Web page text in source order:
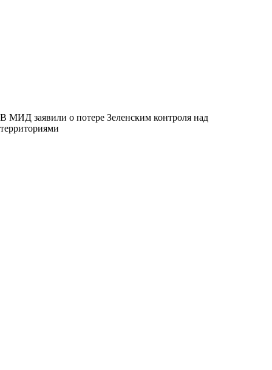
В МИД заявили о потере Зеленским контроля над
территориями